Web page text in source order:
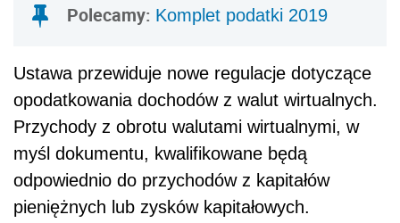
Polecamy: Komplet podatki 2019
Ustawa przewiduje nowe regulacje dotyczące
opodatkowania dochodów z walut wirtualnych.
Przychody z obrotu walutami wirtualnymi, w
myśl dokumentu, kwalifikowane będą
odpowiednio do przychodów z kapitałów
pieniężnych lub zysków kapitałowych.